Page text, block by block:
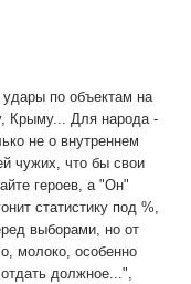
по объектам на
Крыму... Для народа -
не о внутреннем
чужих, что бы свои
героев, а "Он"
статистику под %,
выборами, но от
молоко, особенно
должное...",